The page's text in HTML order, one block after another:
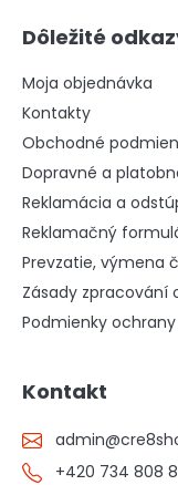
Dôležité
Moja objednávka
Kontakty
Obchodné
Dopravné a
Reklamácia a
Reklamačný
Prevzatie, výmena
Zásady zpracování
Podmienky
Kontakt
admin@
+420 734 808